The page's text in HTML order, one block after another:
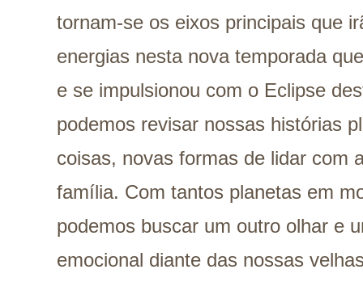
tornam-se os eixos principais que
energias nesta nova temporada
e se impulsionou com o Eclipse
podemos revisar nossas histórias
coisas, novas formas de lidar com
família. Com tantos planetas em
podemos buscar um outro olhar e
emocional diante das nossas